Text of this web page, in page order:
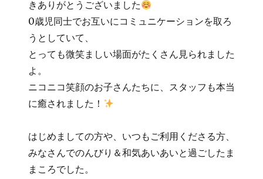
きありがとうございました
0歳児同士でお互いにコミュニケーションを取ろ
うとしていて、
とっても微笑ましい場面がたくさん見られました
よ。
ニコニコ笑顔のお子さんたちに、スタッフも本当
に癒されました！
はじめましての方や、いつもご利用くださる方、
みなさんでのんびり＆和気あいあいと過ごしたま
まころでした。